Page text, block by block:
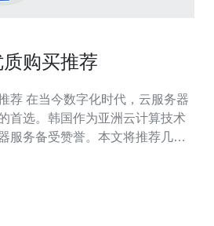
购买推荐
服务器
首选。韩国作为亚洲云计算技术
服务备受赞誉。本文将推荐几家